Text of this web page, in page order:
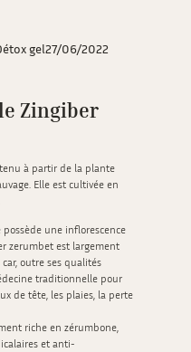
gel27/06/2022
Zingiber
à partir de la plante
Elle est cultivée en
une inflorescence
zerumbet est largement
outre ses qualités
traditionnelle pour
de tête, les plaies, la perte
riche en zérumbone,
et anti-